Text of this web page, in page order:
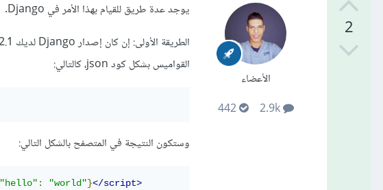
2
الأعضاء
2.9k
442
يوجد عدة طريق للقيام بهذا الأمر في Django.
القواميس بشكل كود json، كالتالي:
وستكون النتيجة في المتصفح بالشكل التالي:
"hello" : "world"}</script>